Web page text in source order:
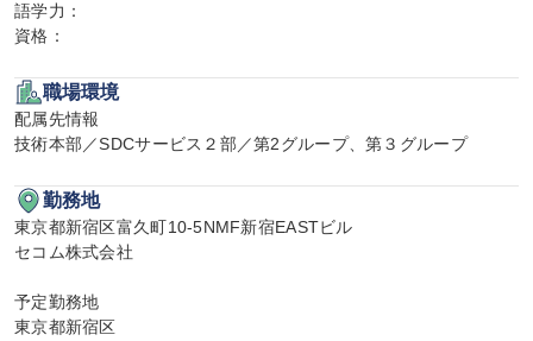
語学力：
資格：
職場環境
配属先情報
技術本部／SDCサービス２部／第2グループ、第３グループ
勤務地
東京都新宿区富久町10-5NMF新宿EASTビル
セコム株式会社
予定勤務地
東京都新宿区